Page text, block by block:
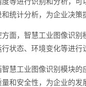
统计分析，为企业决策
面，智慧工业图像识
状态、环境变化等进行
智慧工业图像识别模块
和安全性，为企业的发